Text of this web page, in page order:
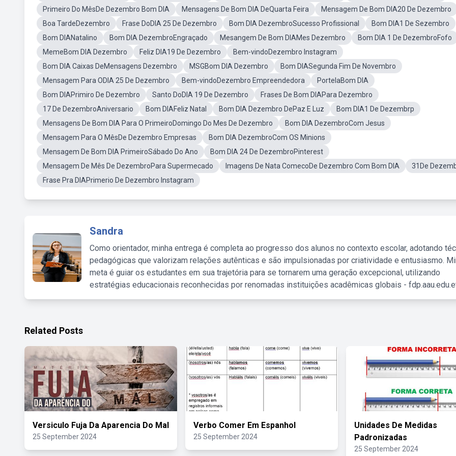
Primeiro Do MêsDe Dezembro Bom DIA Mensagens De Bom DIA DeQuarta Feira
Mensagem De Bom DIA20 De Dezembro
Boa TardeDezembro
Frase DoDIA 25 De Dezembro Bom DIA DezembroSucesso Profissional
Bom DIA1 De Sezembro
Bom DIANatalino
Bom DIA DezembroEngraçado Mesangem De Bom DIAMes Dezembro
Bom DIA 1 De DezembroFofo
MemeBom DIA Dezembro
Feliz DIA19 De Dezembro
Bem-vindoDezembro Instagram
Bom DIA Caixas DeMensagens Dezembro
MSGBom DIA Dezembro
Bom DIASegunda Fim De Novembro
Mensagem Para ODIA 25 De Dezembro
Bem-vindoDezembro Empreendedora
PortelaBom DIA
Bom DIAPrimiro De Dezembro
Santo DoDIA 19 De Dezembro
Frases De Bom DIAPara Dezembro
17 De DezembroAniversario
Bom DIAFeliz Natal Bom DIA Dezembro DePaz E Luz
Bom DIA1 De Dezembrp
Mensagens De Bom DIA Para O PrimeiroDomingo Do Mes De Dezembro
Bom DIA DezembroCom Jesus
Mensagem Para O MêsDe Dezembro Empresas
Bom DIA DezembroCom OS Minions
Mensagem De Bom DIA PrimeiroSábado Do Ano
Bom DIA 24 De DezembroPinterest
Mensagem De Mês De DezembroPara Supermecado
Imagens De Nata ComecoDe Dezembro Com Bom DIA
31De
Frase Pra DIAPrimerio De Dezembro Instagram
Sandra
Como orientador, minha entrega é completa ao progresso dos alunos no contexto escolar, adotando
pedagógicas que valorizam relações autênticas e são impulsionadas por criatividade e entusiasmo.
meta é guiar os estudantes em sua trajetória para se tornarem uma geração excepcional, utilizando
estratégias educacionais reconhecidas por renomadas instituições acadêmicas globais -
Related Posts
Versiculo Fuja Da Aparencia Do Mal
25 September 2024
Verbo Comer Em Espanhol
25 September 2024
Unidades De Medidas
Padronizadas
25 September 2024